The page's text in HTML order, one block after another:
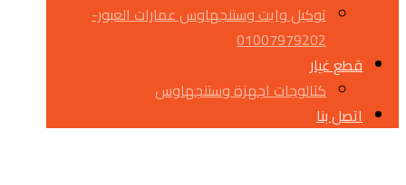
توكيل وايت وستنجهاوس عمارات العبور-
01007979202
قطع غيار
كتالوجات اجهزة وستنجهاوس
اتصل بنا